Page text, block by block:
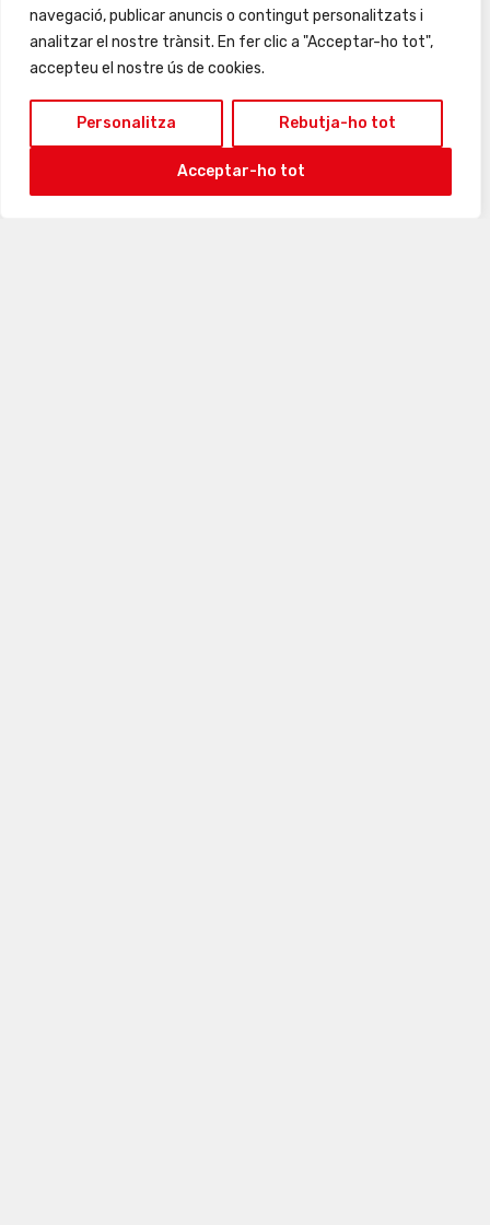
navegació, publicar anuncis o contingut personalitzats i
analitzar el nostre trànsit. En fer clic a "Acceptar-ho tot",
accepteu el nostre ús de cookies.
Personalitza Rebutja-ho tot
Acceptar-ho tot